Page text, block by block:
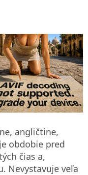
angličtine,
obdobie pred
čias a,
Nevystavuje veľa